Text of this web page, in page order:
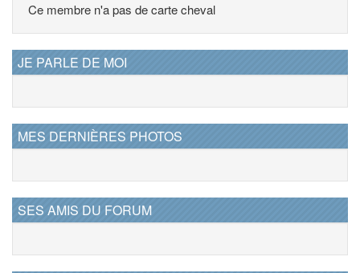
Ce membre n'a pas de carte cheval
JE PARLE DE MOI
MES DERNIÈRES PHOTOS
SES AMIS DU FORUM